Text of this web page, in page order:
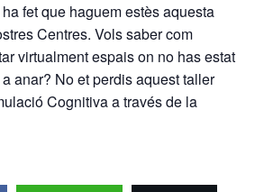
fet que haguem estès aquesta
Centres. Vols saber com
virtualment espais on no has estat
anar? No et perdis aquest taller
Cognitiva a través de la